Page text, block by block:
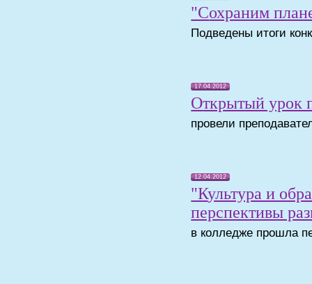
"Сохраним
Подведены итоги
17.04.2012
Открытый
провели
12.04.2012
"Культура и образование: история и современность,
перспективы
в колледже прошла